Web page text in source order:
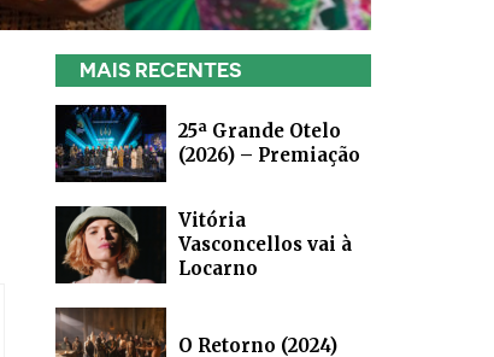
MAIS RECENTES
25ª Grande Otelo
(2026) – Premiação
Vitória
Vasconcellos vai à
Locarno
O Retorno (2024)